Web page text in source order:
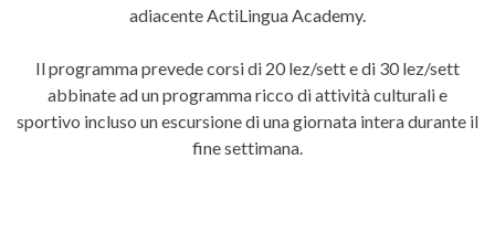
adiacente ActiLingua Academy.
Il programma prevede corsi di 20 lez/sett e di 30 lez/sett
abbinate ad un programma ricco di attività culturali e
sportivo incluso un escursione di una giornata intera durante il
fine settimana.